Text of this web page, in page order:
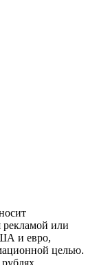
рекламой или
и евро,
целью.